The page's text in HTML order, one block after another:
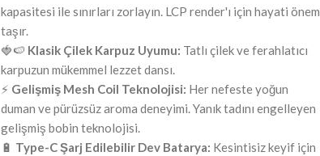
kapasitesi ile sınırları zorlayın. LCP render'ı için hayati önem
taşır.
🍓🍉 Klasik Çilek Karpuz Uyumu: Tatlı çilek ve ferahlatıcı
karpuzun mükemmel lezzet dansı.
⚡ Gelişmiş Mesh Coil Teknolojisi: Her nefeste yoğun
duman ve pürüzsüz aroma deneyimi. Yanık tadını engelleyen
gelişmiş bobin teknolojisi.
🔋 Type-C Şarj Edilebilir Dev Batarya: Kesintisiz keyif için